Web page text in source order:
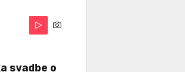
svadbe o